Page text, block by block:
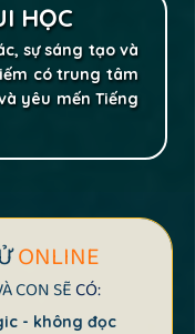
HỌC
sự sáng tạo và
có trung tâm
yêu mến Tiếng
ONLINE
CON SẼCÓ:
- không đọc